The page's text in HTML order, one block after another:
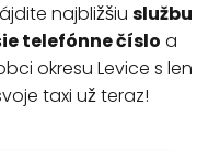
najbližšiu službu
telefónne číslo a
okresu Levice s len
taxi už teraz!